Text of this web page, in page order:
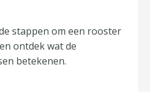
stappen om een rooster
ontdek wat de
betekenen.